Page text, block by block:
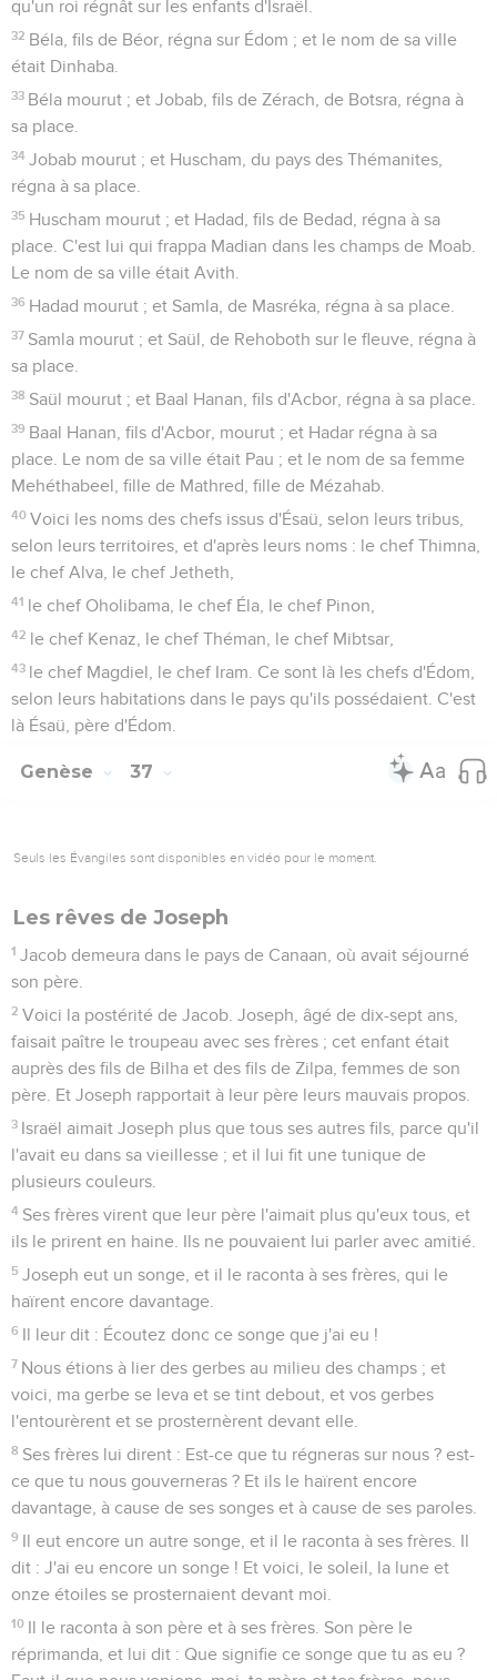
qu'un roi régnât sur les enfants d'Israël.
32 Béla, fils de Béor, régna sur Édom ; et le nom de sa ville
était Dinhaba.
33 Béla mourut ; et Jobab, fils de Zérach, de Botsra, régna à
sa place.
34 Jobab mourut ; et Huscham, du pays des Thémanites,
régna à sa place.
35 Huscham mourut ; et Hadad, fils de Bedad, régna à sa
place. C'est lui qui frappa Madian dans les champs de Moab.
Le nom de sa ville était Avith.
36 Hadad mourut ; et Samla, de Masréka, régna à sa place.
37 Samla mourut ; et Saül, de Rehoboth sur le fleuve, régna à
sa place.
38 Saül mourut ; et Baal Hanan, fils d'Acbor, régna à sa place.
39 Baal Hanan, fils d'Acbor, mourut ; et Hadar régna à sa
place. Le nom de sa ville était Pau ; et le nom de sa femme
Mehéthabeel, fille de Mathred, fille de Mézahab.
40 Voici les noms des chefs issus d'Ésaü, selon leurs tribus,
selon leurs territoires, et d'après leurs noms : le chef Thimna,
le chef Alva, le chef Jetheth,
41 le chef Oholibama, le chef Éla, le chef Pinon,
42 le chef Kenaz, le chef Théman, le chef Mibtsar,
43 le chef Magdiel, le chef Iram. Ce sont là les chefs d'Édom,
selon leurs habitations dans le pays qu'ils possédaient. C'est
là Ésaü, père d'Édom.
Genèse 37
Seuls les Évangiles sont disponibles en vidéo pour le moment.
Les rêves de Joseph
1 Jacob demeura dans le pays de Canaan, où avait séjourné
son père.
2 Voici la postérité de Jacob. Joseph, âgé de dix-sept ans,
faisait paître le troupeau avec ses frères ; cet enfant était
auprès des fils de Bilha et des fils de Zilpa, femmes de son
père. Et Joseph rapportait à leur père leurs mauvais propos.
3 Israël aimait Joseph plus que tous ses autres fils, parce qu'il
l'avait eu dans sa vieillesse ; et il lui fit une tunique de
plusieurs couleurs.
4 Ses frères virent que leur père l'aimait plus qu'eux tous, et
ils le prirent en haine. Ils ne pouvaient lui parler avec amitié.
5 Joseph eut un songe, et il le raconta à ses frères, qui le
haïrent encore davantage.
6 Il leur dit : Écoutez donc ce songe que j'ai eu !
7 Nous étions à lier des gerbes au milieu des champs ; et
voici, ma gerbe se leva et se tint debout, et vos gerbes
l'entourèrent et se prosternèrent devant elle.
8 Ses frères lui dirent : Est-ce que tu régneras sur nous ? est-
ce que tu nous gouverneras ? Et ils le haïrent encore
davantage, à cause de ses songes et à cause de ses paroles.
9 Il eut encore un autre songe, et il le raconta à ses frères. Il
dit : J'ai eu encore un songe ! Et voici, le soleil, la lune et
onze étoiles se prosternaient devant moi.
10 Il le raconta à son père et à ses frères. Son père le
réprimanda, et lui dit : Que signifie ce songe que tu as eu ?